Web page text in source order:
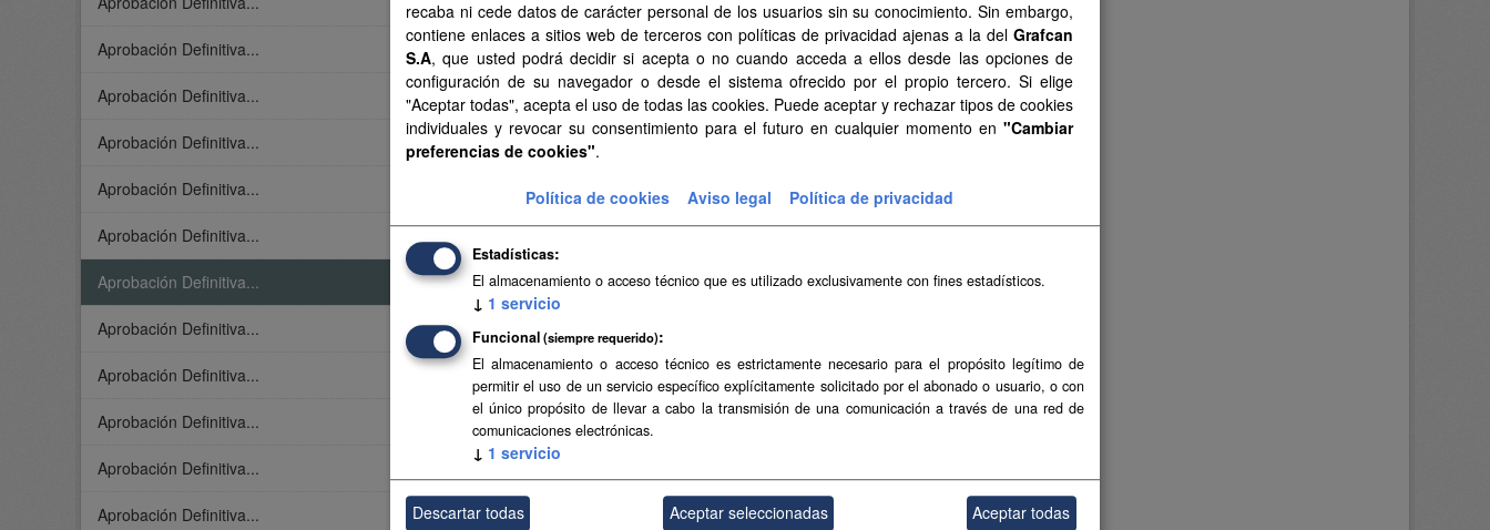
Aprobación Definitiva...
Aprobación Definitiva...
Aprobación Definitiva...
Aprobación Definitiva...
Aprobación Definitiva...
Aprobación Definitiva...
Aprobación Definitiva...
Aprobación Definitiva...
Aprobación Definitiva...
Aprobación Definitiva...
Aprobación Definitiva...
recaba ni cede datos de carácter personal de los usuarios sin su conocimiento. Sin embargo,
contiene enlaces a sitios web de terceros con políticas de privacidad ajenas a la del Grafcan
S.A, que usted podrá decidir si acepta o no cuando acceda a ellos desde las opciones de
configuración de su navegador o desde el sistema ofrecido por el propio tercero. Si elige
"Aceptar todas", acepta el uso de todas las cookies. Puede aceptar y rechazar tipos de cookies
individuales y revocar su consentimiento para el futuro en cualquier momento en "Cambiar
preferencias de cookies".
Política de cookies Aviso legal Política de privacidad
Estadísticas
El almacenamiento o acceso técnico que es utilizado exclusivamente con fines estadísticos.
↓ 1 servicio
Funcional (siempre requerido)
El almacenamiento o acceso técnico es estrictamente necesario para el propósito legítimo de
permitir el uso de un servicio específico explícitamente solicitado por el abonado o usuario, o con
el único propósito de llevar a cabo la transmisión de una comunicación a través de una red de
comunicaciones electrónicas.
↓ 1 servicio
Descartar todas Aceptar seleccionadas Aceptar todas